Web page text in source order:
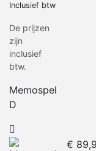
Inclusief btw
De prijzen
zijn
inclusief
btw.
Memospel
D
€